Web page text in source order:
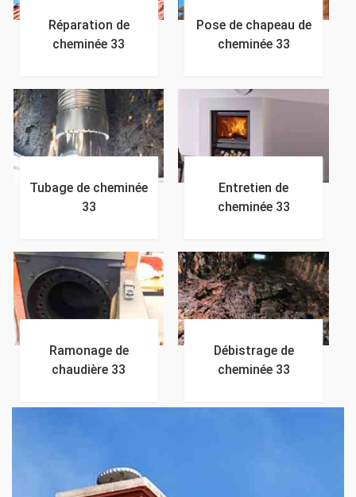
Réparation de
cheminée 33
Pose de chapeau de
cheminée 33
Tubage de cheminée
33
Entretien de
cheminée 33
Ramonage de
chaudière 33
Débistrage de
cheminée 33